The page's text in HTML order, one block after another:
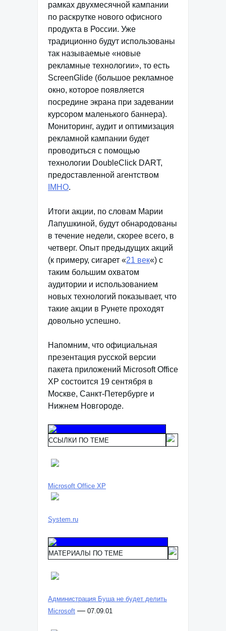
рамках двухмесячной кампании
по раскрутке нового офисного
продукта в России. Уже
традиционно будут использованы
так называемые «новые
рекламные технологии», то есть
ScreenGlide (большое рекламное
окно, которое появляется
посредине экрана при задевании
курсором маленького баннера).
Мониторинг, аудит и оптимизация
рекламной кампании будет
проводиться с помощью
технологии DoubleClick DART,
предоставленной агентством
IMHO.
Итоги акции, по словам Марии
Лапушкиной, будут обнародованы
в течение недели, скорее всего, в
четверг. Опыт предыдущих акций
(к примеру, сигарет «21 век«) с
таким большим охватом
аудитории и использованием
новых технологий показывает, что
такие акции в Рунете проходят
довольно успешно.
Напомним, что официальная
презентация русской версии
пакета приложений Microsoft Office
XP состоится 19 сентября в
Москве, Санкт-Петербурге и
Нижнем Новгороде.
ССЫЛКИ ПО ТЕМЕ
Microsoft Office XP
System.ru
МАТЕРИАЛЫ ПО ТЕМЕ
Администрация Буша не будет делить
Microsoft — 07.09.01